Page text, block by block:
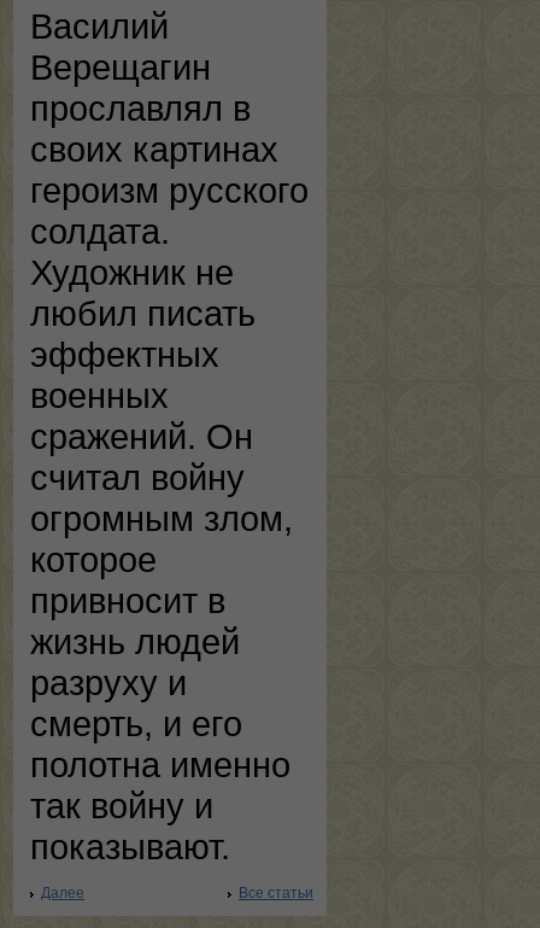
Василий
Верещагин
прославлял в
своих картинах
героизм русского
солдата.
Художник не
любил писать
эффектных
военных
сражений. Он
считал войну
огромным злом,
которое
привносит в
жизнь людей
разруху и
смерть, и его
полотна именно
так войну и
показывают.
Далее Все статьи